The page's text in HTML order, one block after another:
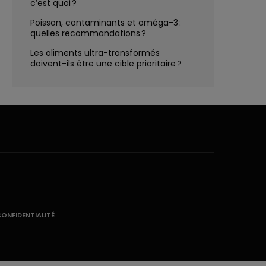
c’est quoi ?
Poisson, contaminants et oméga-3 :
quelles recommandations ?
Les aliments ultra-transformés
doivent-ils être une cible prioritaire ?